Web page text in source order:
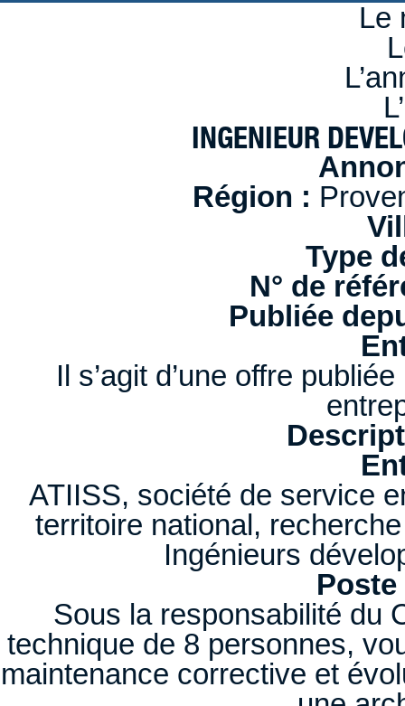
Le
INGENIEUR
Région :
Type
N° de
Publiée
Il s’agit d’une offre
ATIISS, société de service
territoire national,
Ingénieurs
Sous la responsabilité du
technique de 8 personnes,
maintenance corrective et